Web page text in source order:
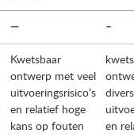
— –
Kwetsbaar
ontwerp met veel
uitvoeringsrisico’s
en relatief hoge
kans op fouten
en